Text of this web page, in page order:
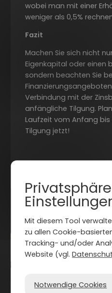
wobei man mit einer
weniger als 0,5%
Fazit
Machen Sie sich nicht
Eigenkapital oder einen
sondern beachten Sie
Verbindung mit der
anfängliche Tilgung.
Laufzeit vom Anfang
Tilgung jetzt!
Neueste Beiträge
Mit diesem Tool
zu allen Cookie-
Tracking- und/oder
Website (vgl.
Notwendige Cookies